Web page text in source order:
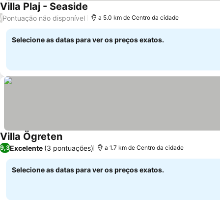
Villa Plaj - Seaside Ver preços
/Pontuação não disponível a 5.0 km de Centro da cidade
Selecione as datas para ver os preços exatos.
Villa ÖgretenVer preços
9,3Excelente (3 pontuações) a 1.7 km de Centro da cidade
Selecione as datas para ver os preços exatos.